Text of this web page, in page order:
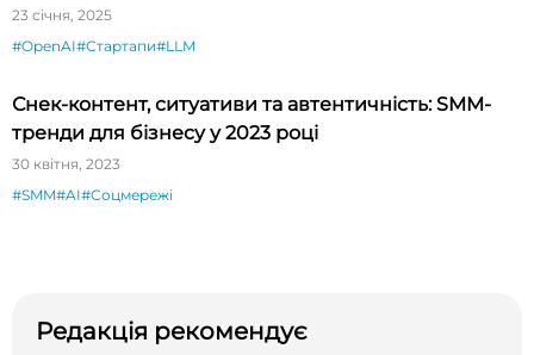
дешевше
23 січня, 2025
#OpenAI#Стартапи#LLM
Снек-контент, ситуативи та автентичність: SMM-
тренди для бізнесу у 2023 році
30 квітня, 2023
#SMM#AI#Соцмережі
Редакція рекомендує